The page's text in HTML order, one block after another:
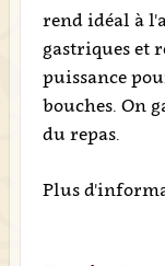
rend idéal à
gastriques et
puissance
bouches. On
du repas.
Plus